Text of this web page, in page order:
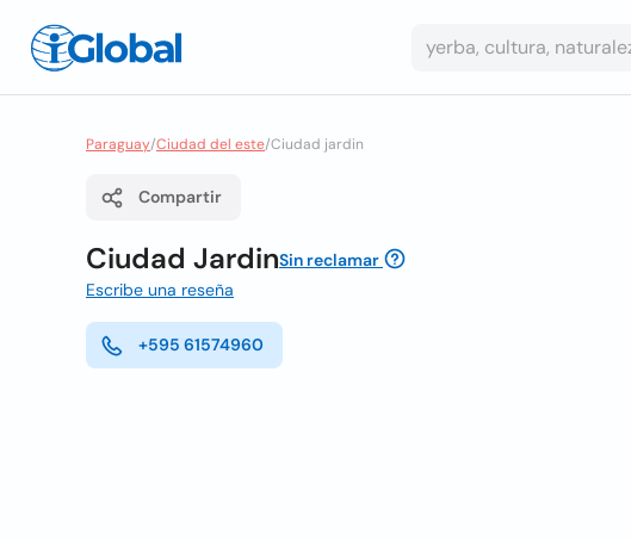
Paraguay/Ciudad del este/Ciudad jardin
Compartir
Ciudad JardinSin reclamar
Escribe una reseña
+595 61574960